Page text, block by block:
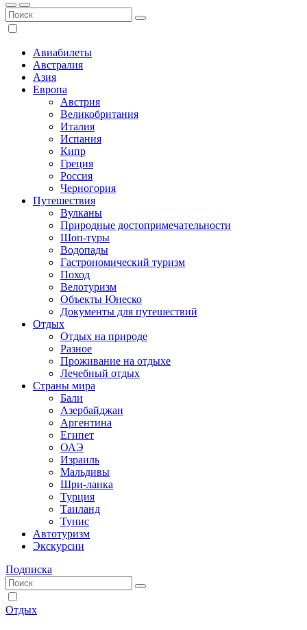
Авиабилеты
Австралия
Азия
Европа
Австрия
Великобритания
Италия
Испания
Кипр
Греция
Россия
Черногория
Путешествия
Вулканы
Природные достопримечательности
Шоп-туры
Водопады
Гастрономический туризм
Поход
Велотуризм
Объекты Юнеско
Документы для путешествий
Отдых
Отдых на природе
Разное
Проживание на отдыхе
Лечебный отдых
Страны мира
Бали
Азербайджан
Аргентина
Египет
ОАЭ
Израиль
Мальдивы
Шри-ланка
Турция
Таиланд
Тунис
Автотуризм
Экскурсии
Подписка
Отдых